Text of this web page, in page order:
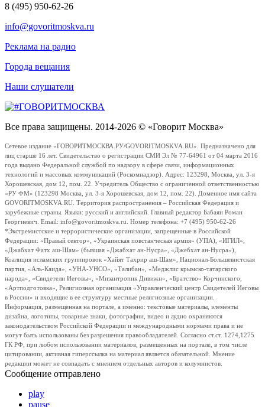
8 (495) 950-62-26
info@govoritmoskva.ru
Реклама на радио
Города вещания
Наши слушатели
Все права защищены. 2014-2026 © «Говорит Москва»
Сетевое издание «ГОВОРИТМОСКВА.РУ/GOVORITMOSKVA.RU». Предназначено для
лиц старше 16 лет. Свидетельство о регистрации СМИ Эл № 77-64961 от 04 марта 2016
года выдано Федеральной службой по надзору в сфере связи, информационных
технологий и массовых коммуникаций (Роскомнадзор). Адрес: 123298, Москва, ул. 3-я
Хорошевская, дом 12, пом. 22. Учредитель Общество с ограниченной ответственностью
«РУ ФМ» (123298 Москва, ул. 3-я Хорошевская, дом 12, пом. 22). Доменное имя сайта
GOVORITMOSKVA.RU. Территория распространения – Российская Федерация и
зарубежные страны. Языки: русский и английский. Главный редактор Бабаян Роман
Георгиевич. Email: info@govoritmoskva.ru. Номер телефона: +7 (495) 950-62-26
*Экстремистские и террористические организации, запрещенные в Российской
Федерации: «Правый сектор», «Украинская повстанческая армия» (УПА), «ИГИЛ»,
«Джабхат Фатх аш-Шам» (бывшая «Джабхат ан-Нусра», «Джебхат ан-Нусра»),
Коалиция исламских группировок «Хайят Тахрир аш-Шам», Национал-Большевистская
партия, «Аль-Каида», «УНА-УНСО», «Талибан», «Меджлис крымско-татарского
народа», «Свидетели Иеговы», «Мизантропик Дивижн», «Братство» Корчинского,
«Артподготовка», Религиозная организация «Управленческий центр Свидетелей Иеговы
в России» и входящие в ее структуру местные религиозные организации.
Информация, размещенная на портале, а именно: текстовые материалы, элементы
дизайна, логотипы, товарные знаки, фотографии, видео и аудио охраняются
законодательством Российской Федерации и международными нормами права и не
могут быть использованы без разрешения правообладателей. Согласно ст.ст. 1274,1275
ГК РФ, при любом использовании материалов, размещенных на портале, в том числе
цитировании, активная гиперссылка на материал является обязательной. Мнение
редакции может не совпадать с мнением отдельных авторов и колумнистов.
Сообщение отправлено
play
pause